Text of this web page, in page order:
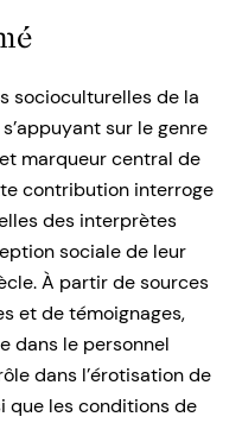
socioculturelles de la
sur le genre
marqueur central de
contribution interroge
des interprètes
sociale de leur
À partir de sources
et de témoignages,
dans le personnel
dans l’érotisation de
que les conditions de